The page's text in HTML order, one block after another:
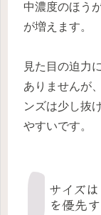
中濃度のほう
が増えます。
見た目の迫力
ありませんが
ンズは少し抜
やすいです。
サイズ
を優先